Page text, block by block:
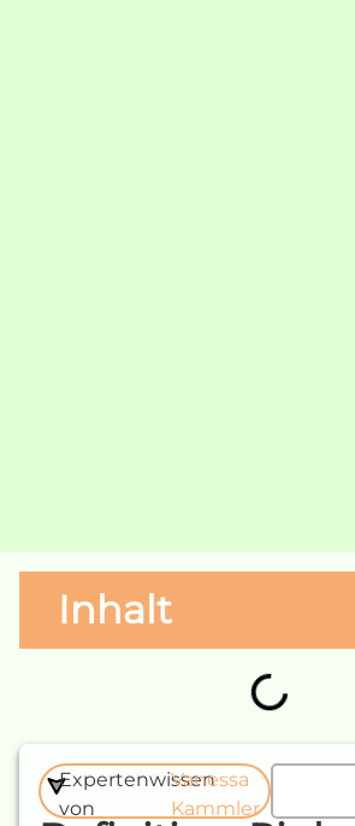
Inhalt
Expertenwissen
von
Vanessa
Kammler